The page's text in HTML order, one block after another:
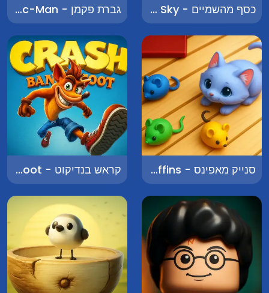
כסף מהשמיים - Money from the Sky גברת פקמן - Ms. Pac-Man
סנייק מאפינס - Snake Muffins קראש בנדיקוט - Crash Bandicoot